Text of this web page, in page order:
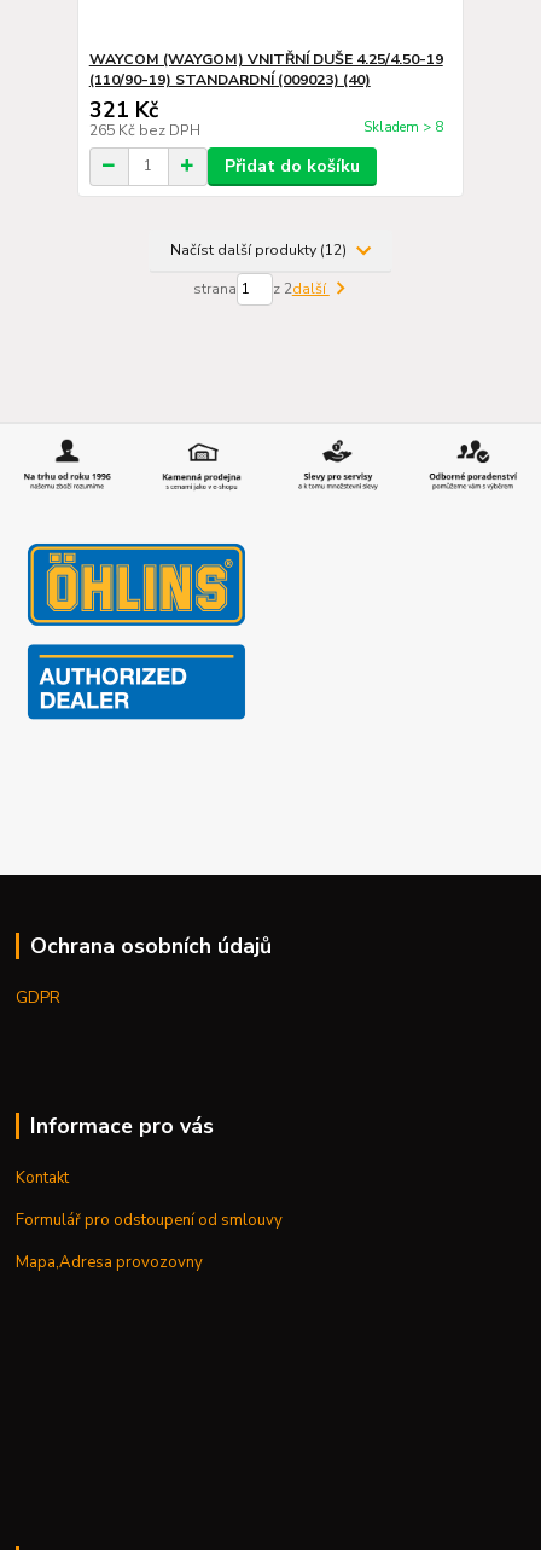
WAYCOM (WAYGOM) VNITŘNÍ DUŠE 4.25/4.50-19
(110/90-19) STANDARDNÍ (009023) (40)
321 Kč
265 Kč bez DPH Skladem > 8
Přidat do košíku
Načíst další produkty (12)
strana z 2další
Ochrana osobních údajů
GDPR
Informace pro vás
Kontakt
Formulář pro odstoupení od smlouvy
Mapa,Adresa provozovny